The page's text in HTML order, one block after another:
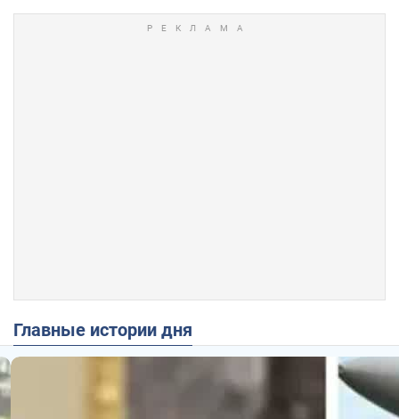
Главные истории дня